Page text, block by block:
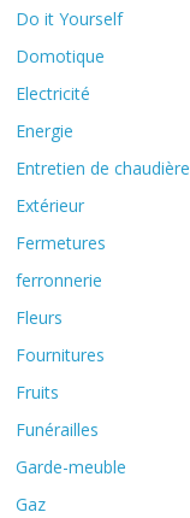
Do it Yourself
Domotique
Electricité
Energie
Entretien de chaudière
Extérieur
Fermetures
ferronnerie
Fleurs
Fournitures
Fruits
Funérailles
Garde-meuble
Gaz